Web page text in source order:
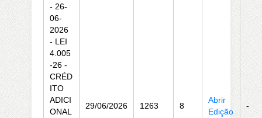
- 26-
06-
2026
- LEI
4.005
-26 -
CRÉD
ITO
ADICI
ONAL
29/06/2026 1263 8
Abrir
Edição
-